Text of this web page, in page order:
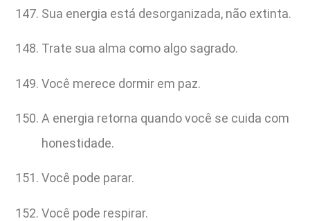
Sua energia está desorganizada, não extinta.
Trate sua alma como algo sagrado.
Você merece dormir em paz.
A energia retorna quando você se cuida com
honestidade.
Você pode parar.
Você pode respirar.